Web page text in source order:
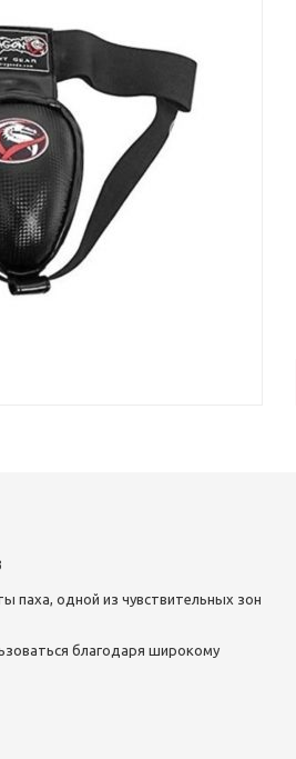
паха, одной из чувствительных зон
благодаря широкому